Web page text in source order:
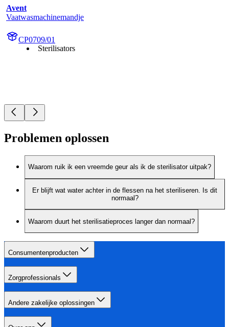
Avent
Vaatwasmachinemandje
CP0709/01
Sterilisators
Problemen oplossen
Waarom ruik ik een vreemde geur als ik de sterilisator uitpak?
Er blijft wat water achter in de flessen na het steriliseren. Is dit
normaal?
Waarom duurt het sterilisatieproces langer dan normaal?
Consumentenproducten
Zorgprofessionals
Andere zakelijke oplossingen